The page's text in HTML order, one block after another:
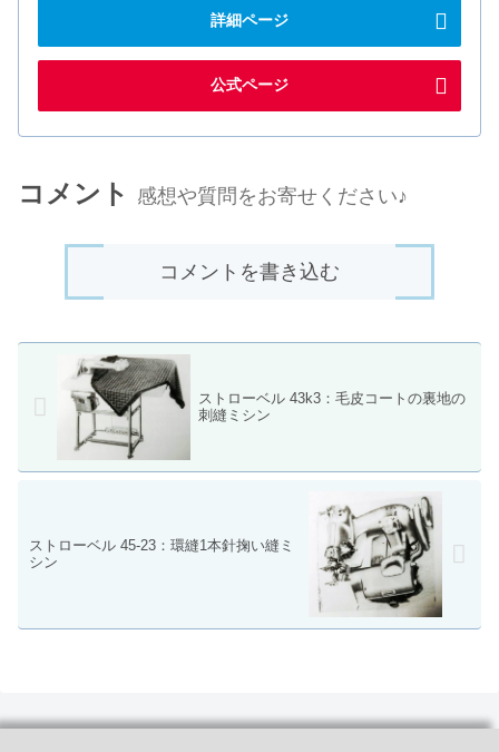
詳細ページ
公式ページ
コメント 感想や質問をお寄せください♪
コメントを書き込む
ストローベル 43k3：毛皮コートの裏地の
刺縫ミシン
ストローベル 45-23：環縫1本針掬い縫ミ
シン